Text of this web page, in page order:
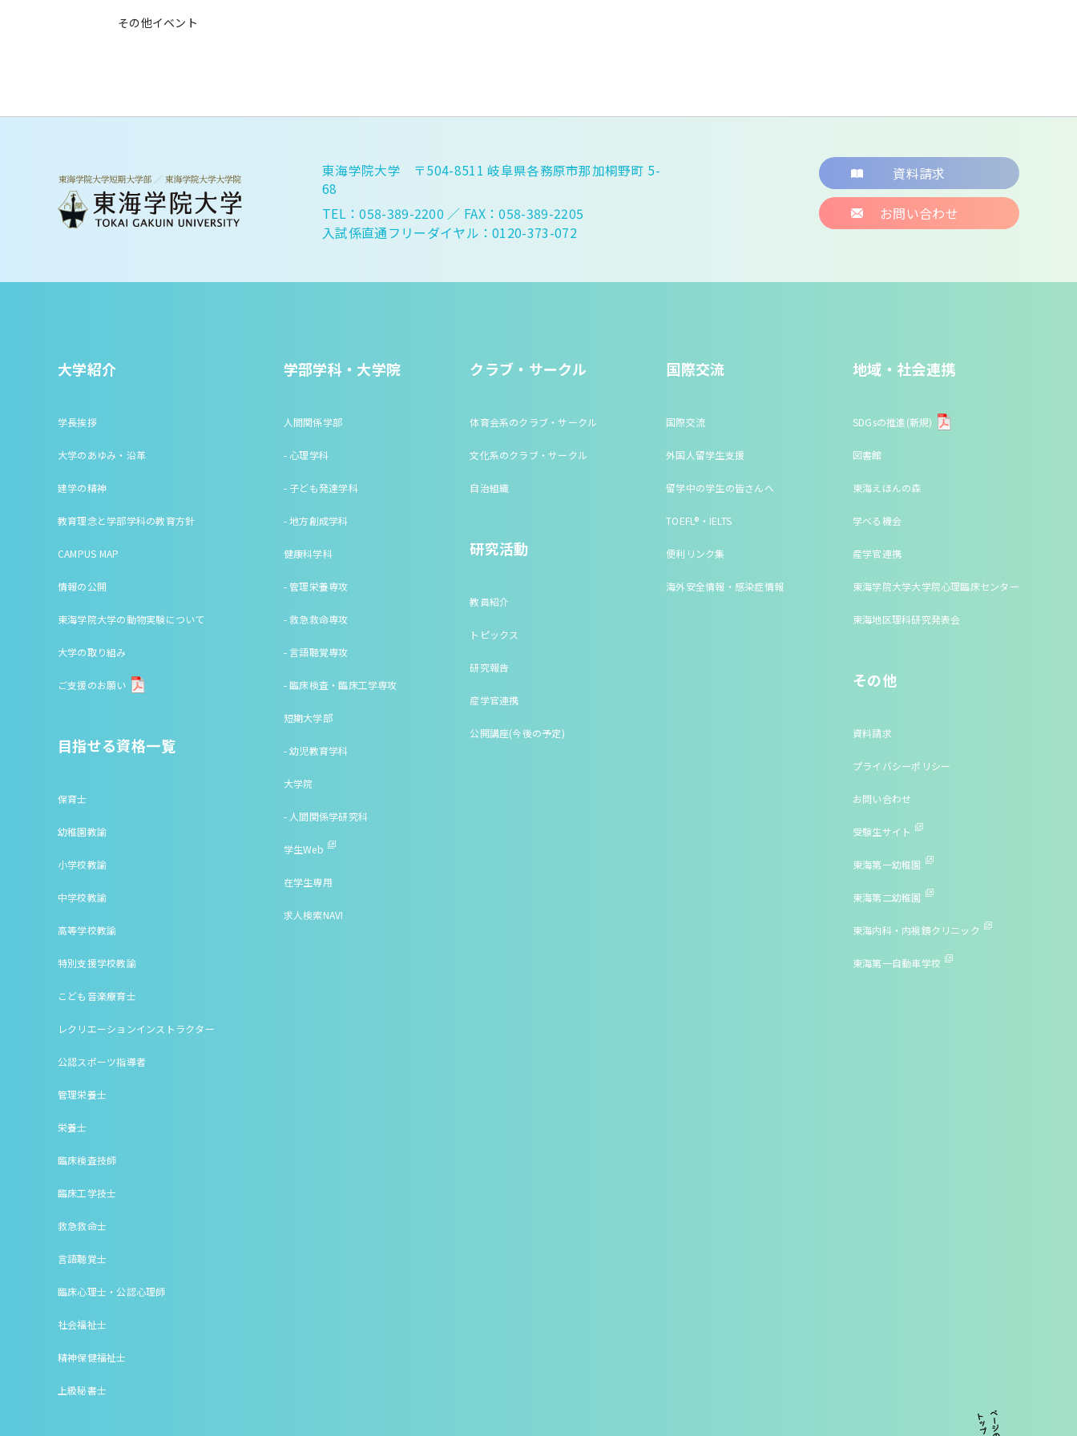
その他イベント
東海学院大学 〒504-8511 岐阜県各務原市那加桐野町 5-
68
TEL：058-389-2200 ／ FAX：058-389-2205
入試係直通フリーダイヤル：0120-373-072
資料請求
お問い合わせ
大学紹介
学長挨拶
大学のあゆみ・沿革
建学の精神
教育理念と学部学科の教育方針
CAMPUS MAP
情報の公開
東海学院大学の動物実験について
大学の取り組み
ご支援のお願い
目指せる資格一覧
保育士
幼稚園教諭
小学校教諭
中学校教諭
高等学校教諭
特別支援学校教諭
こども音楽療育士
レクリエーションインストラクター
公認スポーツ指導者
管理栄養士
栄養士
臨床検査技師
臨床工学技士
救急救命士
言語聴覚士
臨床心理士・公認心理師
社会福祉士
精神保健福祉士
上級秘書士
学部学科・大学院
人間関係学部
- 心理学科
- 子ども発達学科
- 地方創成学科
健康科学科
- 管理栄養専攻
- 救急救命専攻
- 言語聴覚専攻
- 臨床検査・臨床工学専攻
短期大学部
- 幼児教育学科
大学院
- 人間関係学研究科
学生Web
在学生専用
求人検索NAVI
クラブ・サークル
体育会系のクラブ・サークル
文化系のクラブ・サークル
自治組織
研究活動
教員紹介
トピックス
研究報告
産学官連携
公開講座(今後の予定)
国際交流
国際交流
外国人留学生支援
留学中の学生の皆さんへ
TOEFL®・IELTS
便利リンク集
海外安全情報・感染症情報
地域・社会連携
SDGsの推進(新規)
図書館
東海えほんの森
学べる機会
産学官連携
東海学院大学大学院心理臨床センター
東海地区理科研究発表会
その他
資料請求
プライバシーポリシー
お問い合わせ
受験生サイト
東海第一幼稚園
東海第二幼稚園
東海内科・内視鏡クリニック
東海第一自動車学校